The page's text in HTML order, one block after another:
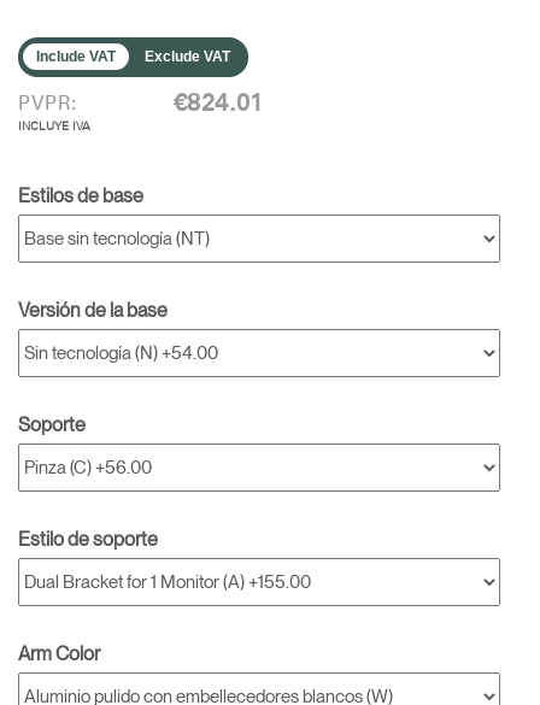
Include VAT Exclude VAT
PVPR: €824.01
INCLUYE IVA
Estilos de base
Versión de la base
Soporte
Estilo de soporte
Arm Color